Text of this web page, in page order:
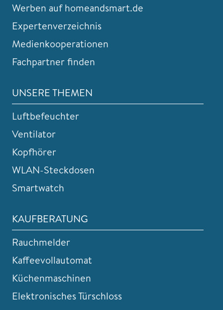
Werben auf homeandsmart.de
Expertenverzeichnis
Medienkooperationen
Fachpartner finden
UNSERE THEMEN
Luftbefeuchter
Ventilator
Kopfhörer
WLAN-Steckdosen
Smartwatch
KAUFBERATUNG
Rauchmelder
Kaffeevollautomat
Küchenmaschinen
Elektronisches Türschloss